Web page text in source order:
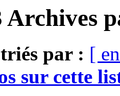
Archives
par : [
sur cette